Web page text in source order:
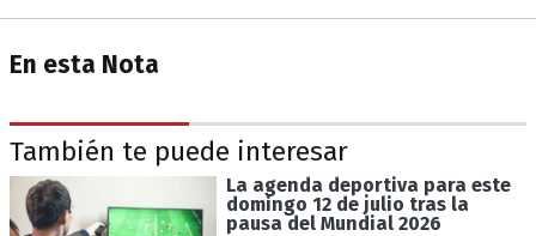
En esta Nota
También te puede interesar
La agenda deportiva para este
domingo 12 de julio tras la
pausa del Mundial 2026